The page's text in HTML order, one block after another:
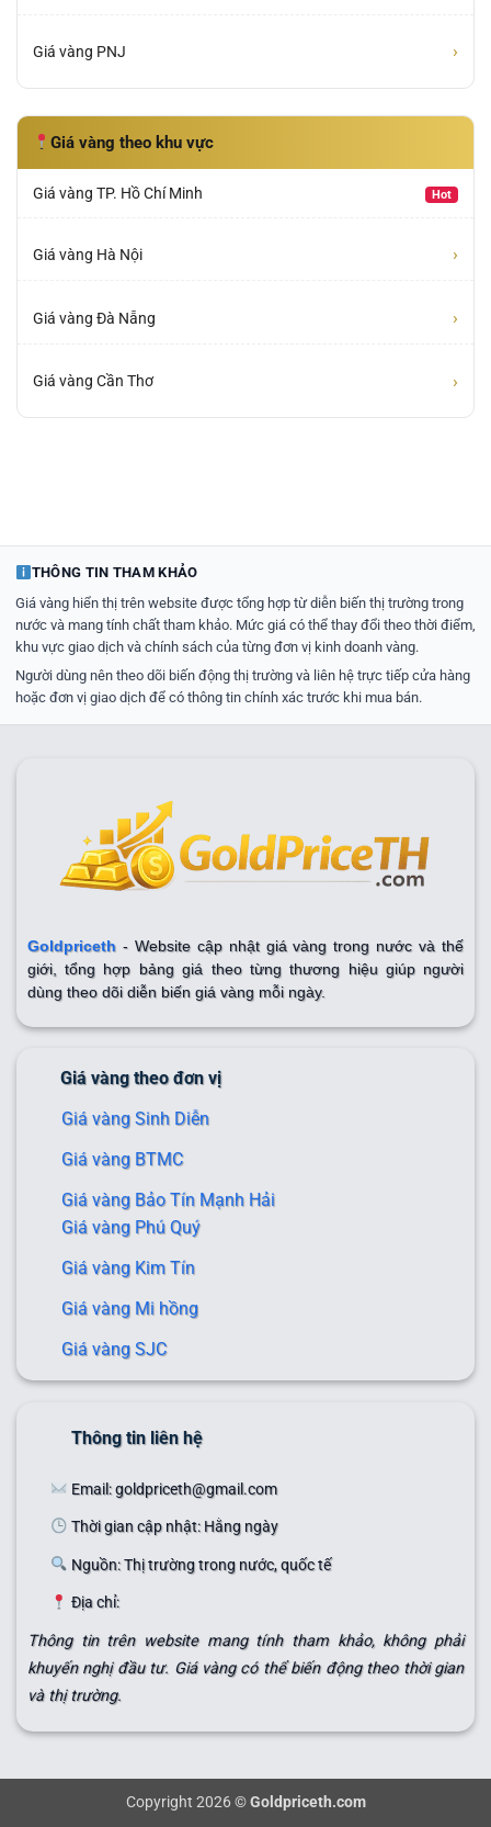
Giá vàng PNJ ›
Giá vàng theo khu vực
Giá vàng TP. Hồ Chí Minh Hot
Giá vàng Hà Nội ›
Giá vàng Đà Nẵng ›
Giá vàng Cần Thơ ›
THÔNG TIN THAM KHẢO
Giá vàng hiển thị trên website được tổng hợp từ diễn biến thị trường trong
nước và mang tính chất tham khảo. Mức giá có thể thay đổi theo thời điểm,
khu vực giao dịch và chính sách của từng đơn vị kinh doanh vàng.
Người dùng nên theo dõi biến động thị trường và liên hệ trực tiếp cửa hàng
hoặc đơn vị giao dịch để có thông tin chính xác trước khi mua bán.
Goldpriceth- Website cập nhật giá vàng trong nước và thế
giới, tổng hợp bảng giá theo từng thương hiệu giúp người
dùng theo dõi diễn biến giá vàng mỗi ngày.
Giá vàng theo đơn vị
Giá vàng Sinh Diễn
Giá vàng BTMC
Giá vàng Bảo Tín Mạnh Hải
Giá vàng Phú Quý
Giá vàng Kim Tín
Giá vàng Mi hồng
Giá vàng SJC
Thông tin liên hệ
Email: goldpriceth@gmail.com
Thời gian cập nhật: Hằng ngày
Nguồn: Thị trường trong nước, quốc tế
Địa chỉ:
Thông tin trên website mang tính tham khảo, không phải
khuyến nghị đầu tư. Giá vàng có thể biến động theo thời gian
và thị trường.
Copyright 2026 ©Goldpriceth.com